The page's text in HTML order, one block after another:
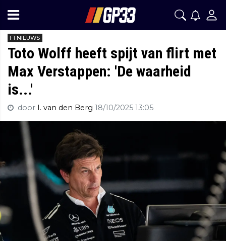
F1 NIEUWS
Toto Wolff heeft spijt van flirt met
Max Verstappen: 'De waarheid
is...'
door I. van den Berg 18/10/2025 13:05